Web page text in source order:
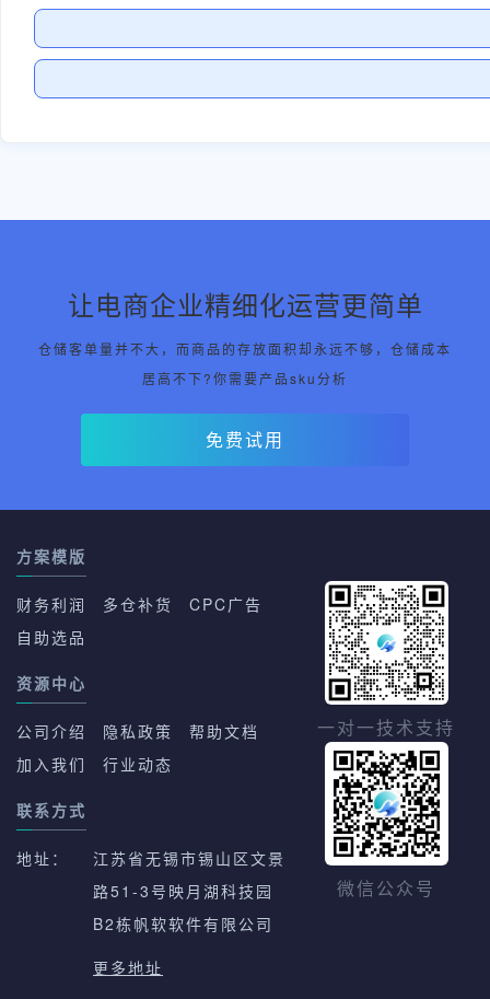
让电商企业精细化运营更简单
仓储客单量并不大，而商品的存放面积却永远不够，仓储成本
居高不下?你需要产品sku分析
免费试用
方案模版
财务利润 多仓补货
CPC广告
自助选品
资源中心
公司介绍 隐私政策
帮助文档
加入我们
行业动态
联系方式
地址：
江苏省无锡市锡山区文景
路51-3号映月湖科技园
B2栋帆软软件有限公司
更多地址
一对一技术支持
微信公众号